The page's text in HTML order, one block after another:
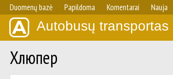
Duomenų bazė Papildoma Komentarai Nauja
Autobusų transportas
Хлюпер